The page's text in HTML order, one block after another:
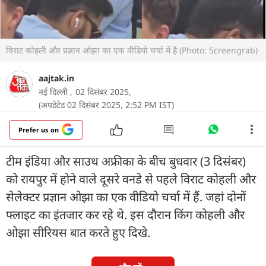
विराट कोहली और प्रज्ञान ओझा का एक वीडियो चर्चा में है (Photo: Screengrab)
aajtak.in
नई दिल्ली , 02 दिसंबर 2025,
(अपडेटेड 02 दिसंबर 2025, 2:52 PM IST)
Prefer us on
टीम इंड‍िया और साउथ अफ्रीका के बीच बुधवार (3 दिसंबर)
को रायपुर में होने वाले दूसरे वनडे से पहले विराट कोहली और
सेलेक्टर प्रज्ञान ओझा का एक वीडियो चर्चा में हैं. जहां दोनों
फ्लाइट का इंतजार कर रहे थे. इस दौरान किंग कोहली और
ओझा सीर‍ियस बात करते हुए दिखे.